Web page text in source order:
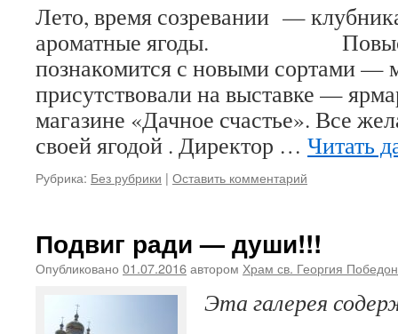
Лето, время созревании —
ароматные ягоды.
познакомится с новыми сортами —
присутствовали на выставке —
магазине «Дачное счастье». Все
своей ягодой . Директор … Читать
Рубрика: Без рубрики | Оставить комментарий
Подвиг ради — души!!!
Опубликовано 01.07.2016автором Храм св. Георгия
Эта галерея